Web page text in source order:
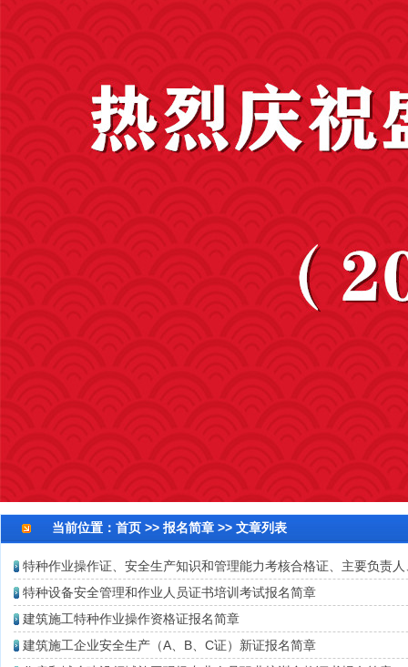
当前位置： 首页 >> 报名简章 >> 文章列表
特种作业操作证、安全生产知识和管理能力考核合格证、主要负责
特种设备安全管理和作业人员证书培训考试报名简章
建筑施工特种作业操作资格证报名简章
建筑施工企业安全生产（A、B、C证）新证报名简章